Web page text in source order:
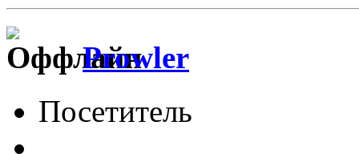
Prowler
Посетитель